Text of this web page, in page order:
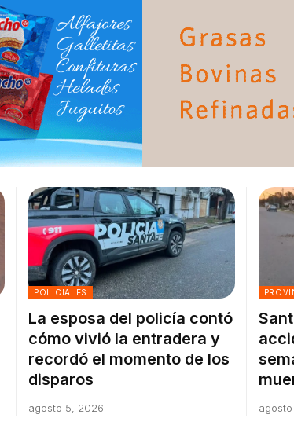
POLICIALES
La esposa del policía contó
cómo vivió la entradera y
recordó el momento de los
disparos
agosto 5, 2026